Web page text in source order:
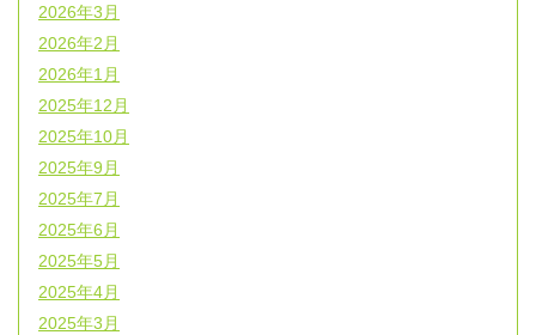
2026年3月
2026年2月
2026年1月
2025年12月
2025年10月
2025年9月
2025年7月
2025年6月
2025年5月
2025年4月
2025年3月